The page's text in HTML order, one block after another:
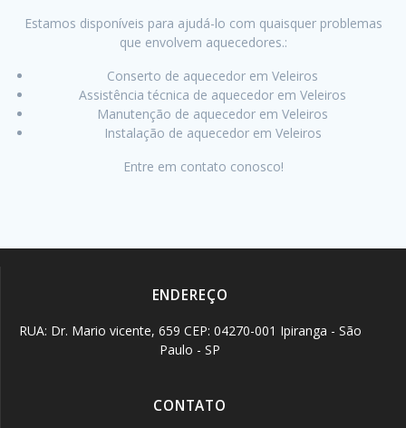
Estamos disponíveis para ajudá-lo com quaisquer problemas
que envolvem aquecedores.:
Conserto de aquecedor em Veleiros
Assistência técnica de aquecedor em Veleiros
Manutenção de aquecedor em Veleiros
Instalação de aquecedor em Veleiros
Entre em contato conosco!
ENDEREÇO
RUA: Dr. Mario vicente, 659 CEP: 04270-001 Ipiranga - São
Paulo - SP
CONTATO